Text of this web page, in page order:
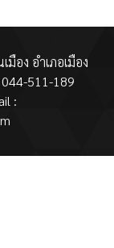
มือง อำเภอเมือง
511-189
: